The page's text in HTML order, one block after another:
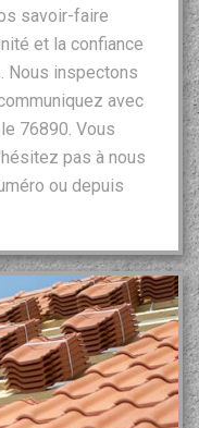
savoir-faire
et la confiance
Nous inspectons
avec
76890. Vous
pas à nous
ou depuis